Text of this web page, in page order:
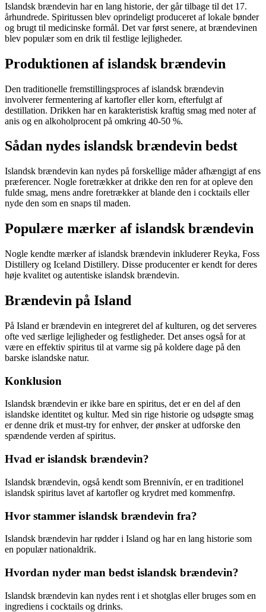
Islandsk brændevin har en lang historie, der går tilbage til det 17.
århundrede. Spiritussen blev oprindeligt produceret af lokale bønder
og brugt til medicinske formål. Det var først senere, at brændevinen
blev populær som en drik til festlige lejligheder.
Produktionen af islandsk brændevin
Den traditionelle fremstillingsproces af islandsk brændevin
involverer fermentering af kartofler eller korn, efterfulgt af
destillation. Drikken har en karakteristisk kraftig smag med noter af
anis og en alkoholprocent på omkring 40-50 %.
Sådan nydes islandsk brændevin bedst
Islandsk brændevin kan nydes på forskellige måder afhængigt af ens
præferencer. Nogle foretrækker at drikke den ren for at opleve den
fulde smag, mens andre foretrækker at blande den i cocktails eller
nyde den som en snaps til maden.
Populære mærker af islandsk brændevin
Nogle kendte mærker af islandsk brændevin inkluderer Reyka, Foss
Distillery og Iceland Distillery. Disse producenter er kendt for deres
høje kvalitet og autentiske islandsk brændevin.
Brændevin på Island
På Island er brændevin en integreret del af kulturen, og det serveres
ofte ved særlige lejligheder og festligheder. Det anses også for at
være en effektiv spiritus til at varme sig på koldere dage på den
barske islandske natur.
Konklusion
Islandsk brændevin er ikke bare en spiritus, det er en del af den
islandske identitet og kultur. Med sin rige historie og udsøgte smag
er denne drik et must-try for enhver, der ønsker at udforske den
spændende verden af spiritus.
Hvad er islandsk brændevin?
Islandsk brændevin, også kendt som Brennivín, er en traditionel
islandsk spiritus lavet af kartofler og krydret med kommenfrø.
Hvor stammer islandsk brændevin fra?
Islandsk brændevin har rødder i Island og har en lang historie som
en populær nationaldrik.
Hvordan nyder man bedst islandsk brændevin?
Islandsk brændevin kan nydes rent i et shotglas eller bruges som en
ingrediens i cocktails og drinks.